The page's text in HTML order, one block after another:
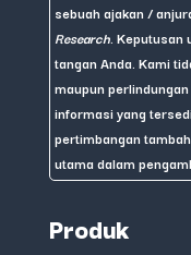
sebuah ajakan /
Research .
tangan Anda. Kami
maupun
informasi yang
pertimbangan
utama dalam
Produk